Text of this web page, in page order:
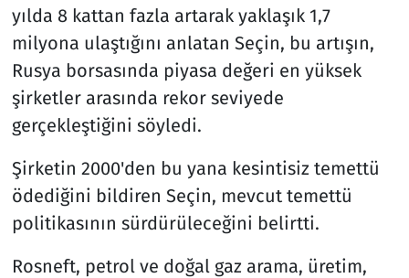
yılda 8 kattan fazla artarak yaklaşık 1,7
milyona ulaştığını anlatan Seçin, bu artışın,
Rusya borsasında piyasa değeri en yüksek
şirketler arasında rekor seviyede
gerçekleştiğini söyledi.
Şirketin 2000'den bu yana kesintisiz temettü
ödediğini bildiren Seçin, mevcut temettü
politikasının sürdürüleceğini belirtti.
Rosneft, petrol ve doğal gaz arama, üretim,